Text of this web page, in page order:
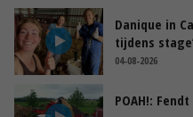
Danique in
tijdens
04-08-2026
POAH!: Fendt